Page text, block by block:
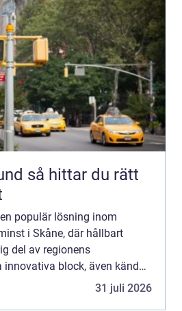
rätt
populär lösning inom
i Skåne, där hållbart
del av regionens
innovativa block, även kända
e...
31 juli 2026